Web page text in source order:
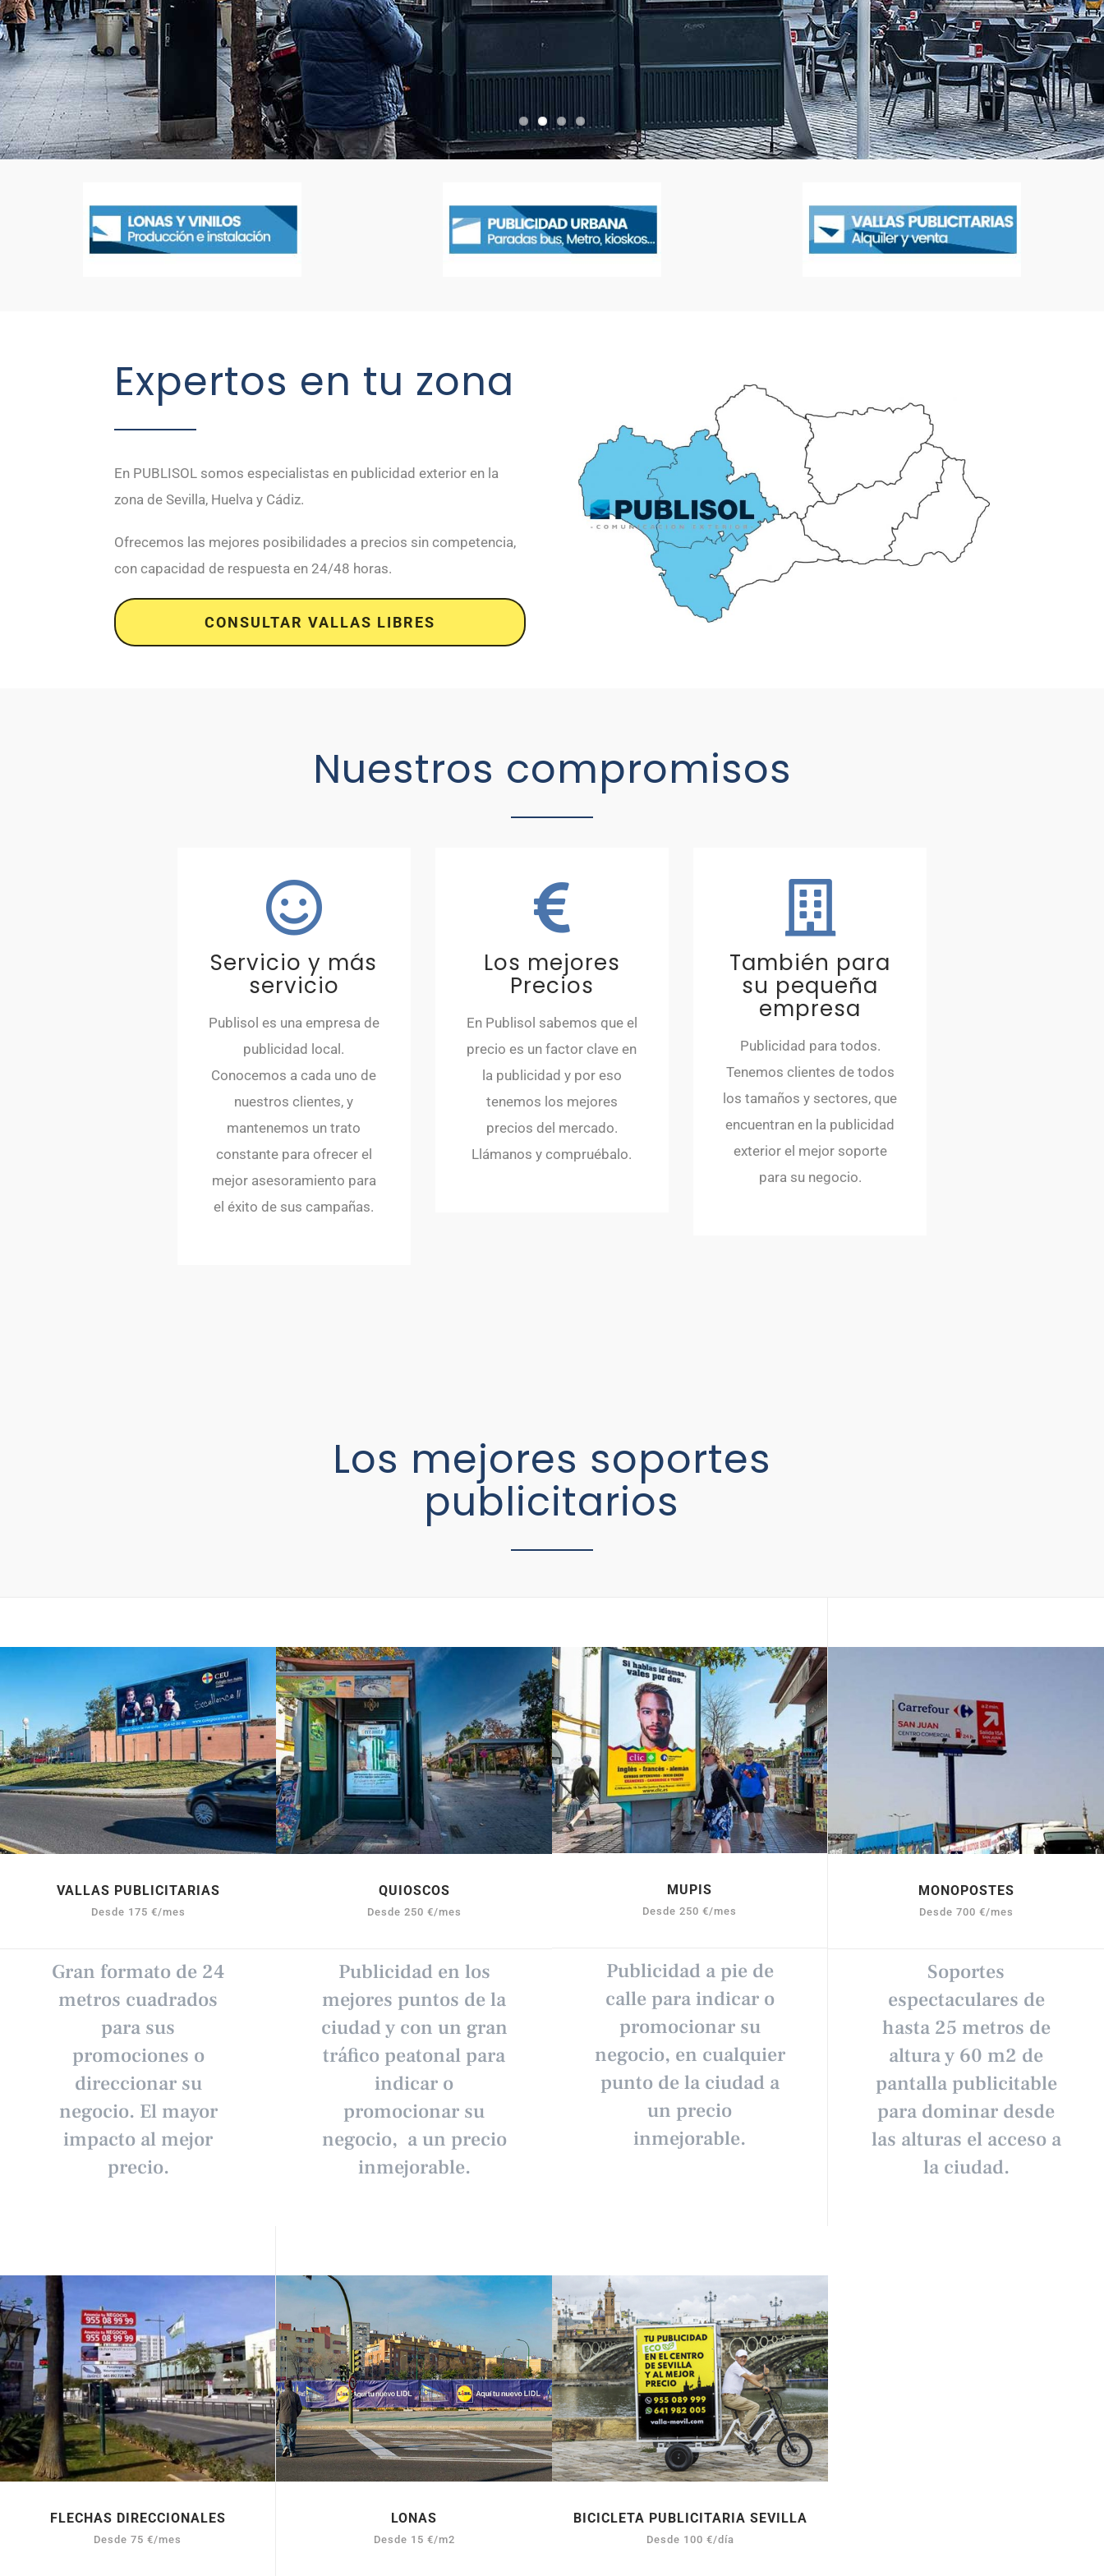
Expertos en tu zona
En PUBLISOL somos especialistas en publicidad exterior en la
zona de Sevilla, Huelva y Cádiz.
Ofrecemos las mejores posibilidades a precios sin competencia,
con capacidad de respuesta en 24/48 horas.
CONSULTAR VALLAS LIBRES
Nuestros compromisos
Servicio y más
servicio
Publisol es una empresa de
publicidad local.
Conocemos a cada uno de
nuestros clientes, y
mantenemos un trato
constante para ofrecer el
mejor asesoramiento para
el éxito de sus campañas.
Los mejores
Precios
En Publisol sabemos que el
precio es un factor clave en
la publicidad y por eso
tenemos los mejores
precios del mercado.
Llámanos y compruébalo.
También para
su pequeña
empresa
Publicidad para todos.
Tenemos clientes de todos
los tamaños y sectores, que
encuentran en la publicidad
exterior el mejor soporte
para su negocio.
Los mejores soportes
publicitarios
VALLAS PUBLICITARIAS
Desde 175 €/mes
Gran formato de 24
metros cuadrados
para sus
promociones o
direccionar su
negocio. El mayor
impacto al mejor
precio.
QUIOSCOS
Desde 250 €/mes
Publicidad en los
mejores puntos de la
ciudad y con un gran
tráfico peatonal para
indicar o
promocionar su
negocio, a un precio
inmejorable.
MUPIS
Desde 250 €/mes
Publicidad a pie de
calle para indicar o
promocionar su
negocio, en cualquier
punto de la ciudad a
un precio
inmejorable.
MONOPOSTES
Desde 700 €/mes
Soportes
espectaculares de
hasta 25 metros de
altura y 60 m2 de
pantalla publicitable
para dominar desde
las alturas el acceso a
la ciudad.
FLECHAS DIRECCIONALES
Desde 75 €/mes
LONAS
Desde 15 €/m2
BICICLETA PUBLICITARIA SEVILLA
Desde 100 €/día